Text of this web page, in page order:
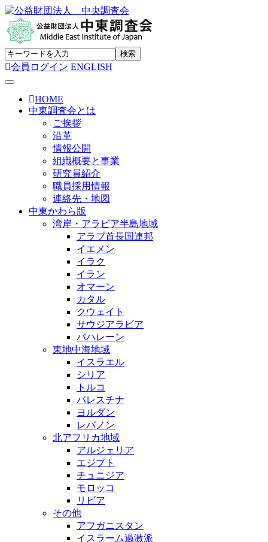
会員ログイン ENGLISH
Toggle navigation
HOME
中東調査会とは
ご挨拶
沿革
情報公開
組織概要と事業
研究員紹介
職員採用情報
連絡先・地図
中東かわら版
湾岸・アラビア半島地域
アラブ首長国連邦
イエメン
イラク
イラン
オマーン
カタル
クウェイト
サウジアラビア
バハレーン
東地中海地域
イスラエル
シリア
トルコ
パレスチナ
ヨルダン
レバノン
北アフリカ地域
アルジェリア
エジプト
チュニジア
モロッコ
リビア
その他
アフガニスタン
イスラーム過激派